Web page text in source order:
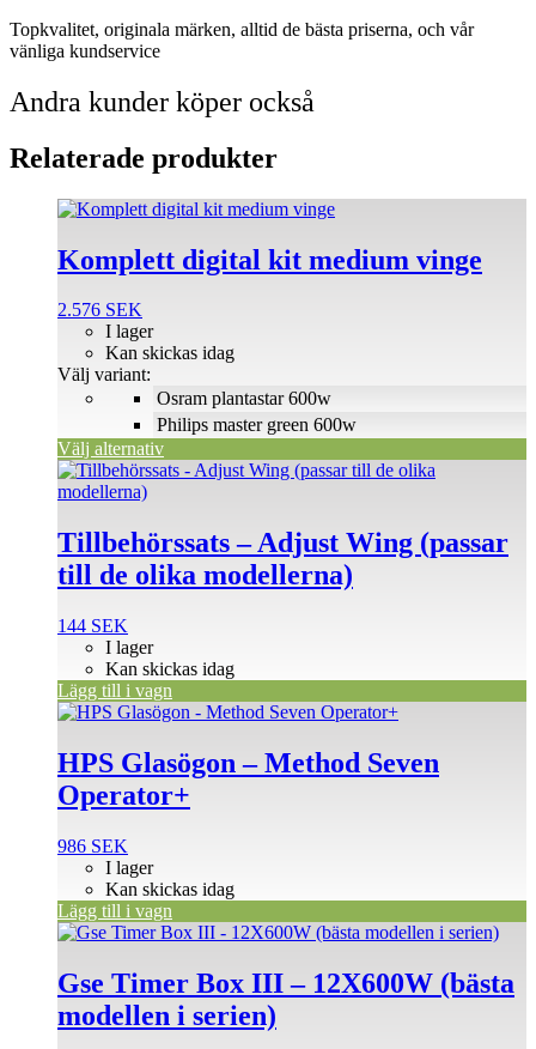
Topkvalitet, originala märken, alltid de bästa priserna, och vår
vänliga kundservice
Andra kunder köper också
Relaterade produkter
Komplett digital kit medium vinge
2.576 SEK
Osram plantastar 600w
Philips master green 600w
I lager
Kan skickas idag
Välj variant:
Välj alternativ
Den
produkten
har
varianter.
olika
alternativen
på
produktsidan
Tillbehörssats – Adjust Wing (passar
till de olika modellerna)
144 SEK
I lager
Kan skickas idag
Lägg till i vagn
HPS Glasögon – Method Seven
Operator+
986 SEK
I lager
Kan skickas idag
Lägg till i vagn
Gse Timer Box III – 12X600W (bästa
modellen i serien)
Den
produkten
har
flera